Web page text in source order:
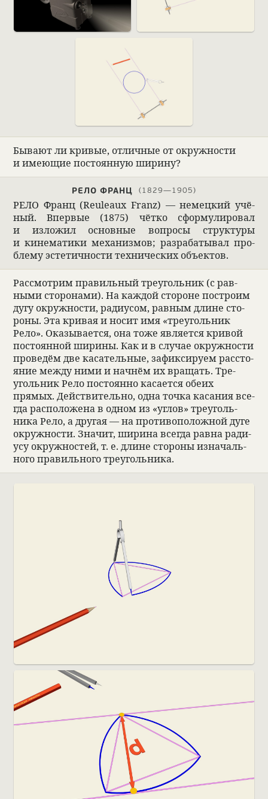
Бывают ли кри­вые, отлич­ные от окруж­но­сти
и имеющие посто­ян­ную ширину?
РЕЛО ФРАНЦ 1829—1905
РЕЛО Франц (Reuleaux Franz) — немец­кий учё­
ный. Впер­вые (1875) чётко сформу­ли­ро­вал
и изложил основ­ные вопросы струк­туры
и кинема­тики меха­низмов; раз­ра­ба­ты­вал про­
блему эсте­тич­но­сти тех­ни­че­ских объек­тов.
Рас­смот­рим пра­виль­ный тре­уголь­ник (с рав­
ными сто­ро­нами). На каж­дой сто­роне построим
дугу окруж­но­сти, ради­у­сом, рав­ным длине сто­
роны. Эта кри­вая и носит имя «тре­уголь­ник
Рело». Ока­зы­ва­ется, она тоже явля­ется кри­вой
посто­ян­ной ширины. Как и в слу­чае окруж­но­сти
про­ве­дём две каса­тель­ные, зафик­си­руем рас­сто­
я­ние между ними и нач­нём их вращать. Тре­
уголь­ник Рело посто­янно каса­ется обеих
прямых. Действи­тельно, одна точка каса­ния все­
гда рас­по­ложена в одном из «углов» тре­уголь­
ника Рело, а другая — на про­ти­вопо­лож­ной дуге
окруж­но­сти. Зна­чит, ширина все­гда равна ради­
усу окруж­но­стей, т. е. длине сто­роны изна­чаль­
ного пра­виль­ного тре­уголь­ника.